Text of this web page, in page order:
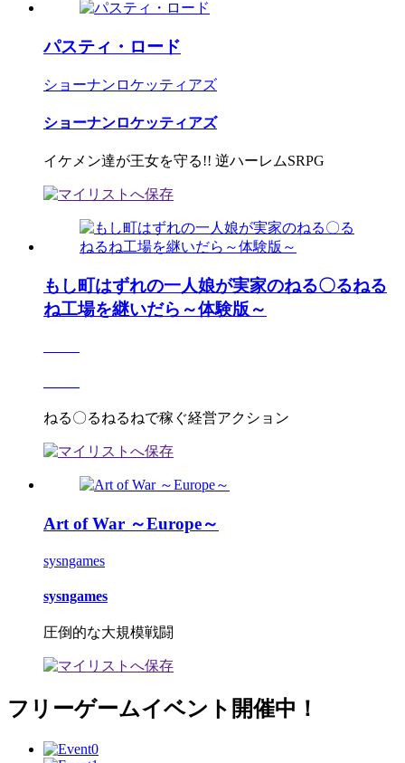
パスティ・ロード
ショーナンロケッティアズ
ショーナンロケッティアズ
イケメン達が王女を守る!! 逆ハーレムSRPG
もし町はずれの一人娘が実家のねる〇るねる
ね工場を継いだら～体験版～
ねる〇るねるねで稼ぐ経営アクション
Art of War ～Europe～
sysngames
sysngames
圧倒的な大規模戦闘
フリーゲームイベント開催中！